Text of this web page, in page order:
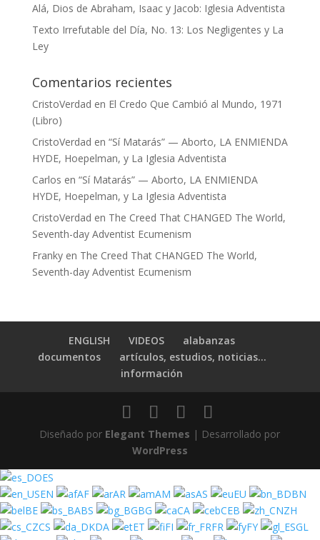
Alá, Dios de Abraham, Isaac y Jacob: Iglesia Adventista
Texto Irrefutable del Día, No. 13: Los Negligentes y La
Ley
Comentarios recientes
CristoVerdad en El Credo Que Cambió al Mundo, 1971
(Libro)
CristoVerdad en “Sí Matarás” — Aborto, LA ENMIENDA
HYDE, Hoepelman, y La Iglesia Adventista
Carlos en “Sí Matarás” — Aborto, LA ENMIENDA
HYDE, Hoepelman, y La Iglesia Adventista
CristoVerdad en The Creed That CHANGED The World,
Seventh-day Adventist Ecumenism
Frankyen The Creed That CHANGED The World,
Seventh-day Adventist Ecumenism
ENGLISH VIDEOS
alabanzas
documentos
artículos, estudios, noticias…
información
Diseñado por Elegant Themes | Desarrollado por
WordPress
ES
EN
AF AR AM AS EU
BN
BE
BS BG CA CEB
ZH
CS
DA ET FI FR FY
GL